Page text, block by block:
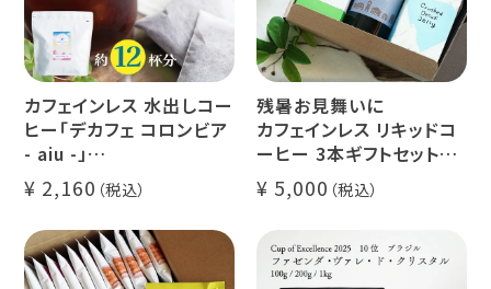
カフェインレス 水出しコー
ヒー「デカフェ コロンビア
- aiu -」
24g×6個（約12杯分）
マウンテンウォータープロ
セス カフェインレスコーヒ
ー豆100%使用 メール便
でお届け
2,160
残暑お見舞いに
カフェインレス リキッドコ
ーヒー 3本ギフトセット
クラッシュド デカフェ ゼリ
ー 1本
デカフェ オレベース【無
糖】1本
デカフェ アイスコーヒー 1
5,000